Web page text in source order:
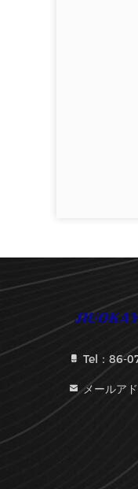
Tel：86-
メールア